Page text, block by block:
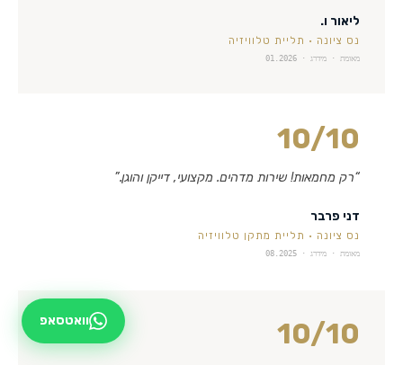
ליאור ו.
נס ציונה · תליית טלוויזיה
מאומת · מידרג · 01.2026
10/10
“רק מחמאות! שירות מדהים. מקצועי, דייקן והוגן.”
דני פרבר
נס ציונה · תליית מתקן טלוויזיה
מאומת · מידרג · 08.2025
10/10 וואטסאפ